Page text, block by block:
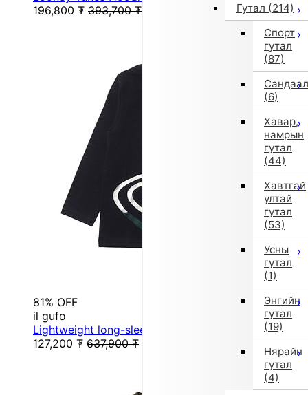
Гутал (214)
Спорт
гутал
(87)
Сандаал
(6)
Хавар,
намрын
гутал
(44)
Хавтгай
ултай
гутал
(53)
Усны
гутал
(1)
Энгийн
гутал
(19)
Нярайн
гутал
(4)
196,800 ₮ 393,700 ₮
81% OFF
il gufo
Lightweight long-sleeve T-shirt (Black)
127,200 ₮ 637,900 ₮